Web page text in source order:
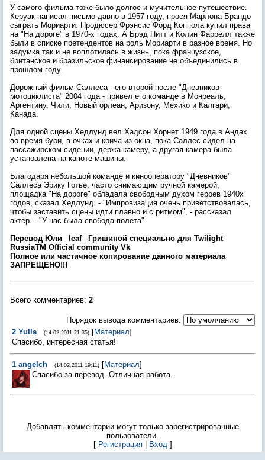
У самого фильма тоже было долгое и мучительное путешествие.
Керуак написал письмо давно в 1957 году, прося Марлона Брандо
сыграть Мориарти. Продюсер Фрэнсис Форд Коппола купил права
на "На дороге" в 1970-х годах. А Брэд Питт и Колин Фаррелл также
были в списке претендентов на роль Мориарти в разное время. Но
задумка так и не воплотилась в жизнь, пока французское,
британское и бразильское финансирование не объединились в
прошлом году.
Дорожный фильм Саллеса - его второй после "Дневников
мотоциклиста" 2004 года - привел его команде в Монреаль,
Аргентину, Чили, Новый орлеан, Аризону, Мехико и Калгари,
Канада.
Для одной сцены Хедлунд вел Хадсон Хорнет 1949 года в Андах
во время бури, в очках и крича из окна, пока Саллес сидел на
пассажирском сидении, держа камеру, а другая камера была
установлена на капоте машины.
Благодаря небольшой команде и кинооператору "Дневников"
Саллеса Эрику Готье, часто снимающим ручной камерой,
площадка "На дороге" обладала свободным духом героев 1940х
годов, сказал Хедлунд. - "Импровизация очень приветствовалась,
чтобы заставить сцены идти плавно и с ритмом", - рассказал
актер. - "У нас была свобода полета".
Перевод Юли _leaf_ Гришиной специально для Twilight
RussiaTM Оfficial community Vk
Пoлнoe или чacтичнoe кoпиpoвaниe дaннoгo мaтepиaлa
ЗАПРЕЩЕНО!!!
Всего комментариев: 2
Порядок вывода комментариев:
2 Yulla (14.02.2011 21:35) [Материал]
Спасибо, интересная статья!
1 angelch (14.02.2011 19:11) [Материал]
Спасибо за перевод. Отличная работа.
Добавлять комментарии могут только зарегистрированные
пользователи.
[ Регистрация| Вход]